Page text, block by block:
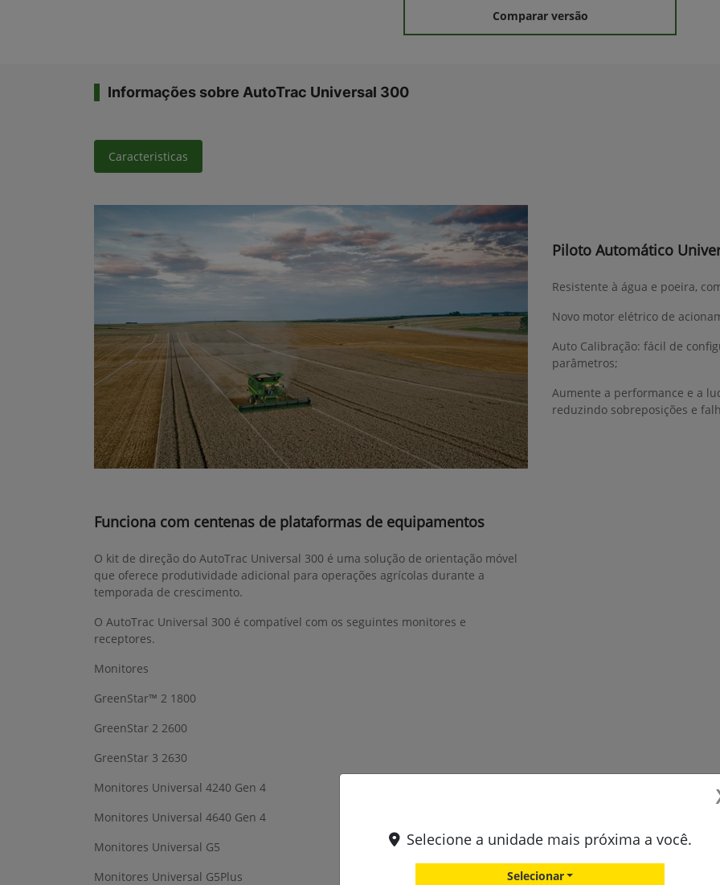
Comparar versão
Informações sobre AutoTrac Universal 300
Caracteristicas
Piloto Automático
Resistente à água e poeira,
Novo motor elétrico de
Auto Calibração: fácil de
parâmetros;
Aumente a performance e a
reduzindo sobreposições e
Funciona com centenas de plataformas de equipamentos
O kit de direção do AutoTrac Universal 300 é uma solução de orientação móvel
que oferece produtividade adicional para operações agrícolas durante a
temporada de crescimento.
O AutoTrac Universal 300 é compatível com os seguintes monitores e
receptores.
Monitores
GreenStar™ 2 1800
GreenStar 2 2600
GreenStar 3 2630
Monitores Universal 4240 Gen 4
Monitores Universal 4640 Gen 4
Monitores Universal G5
Monitores Universal G5Plus
Selecione a unidade mais próxima a você.
Selecionar